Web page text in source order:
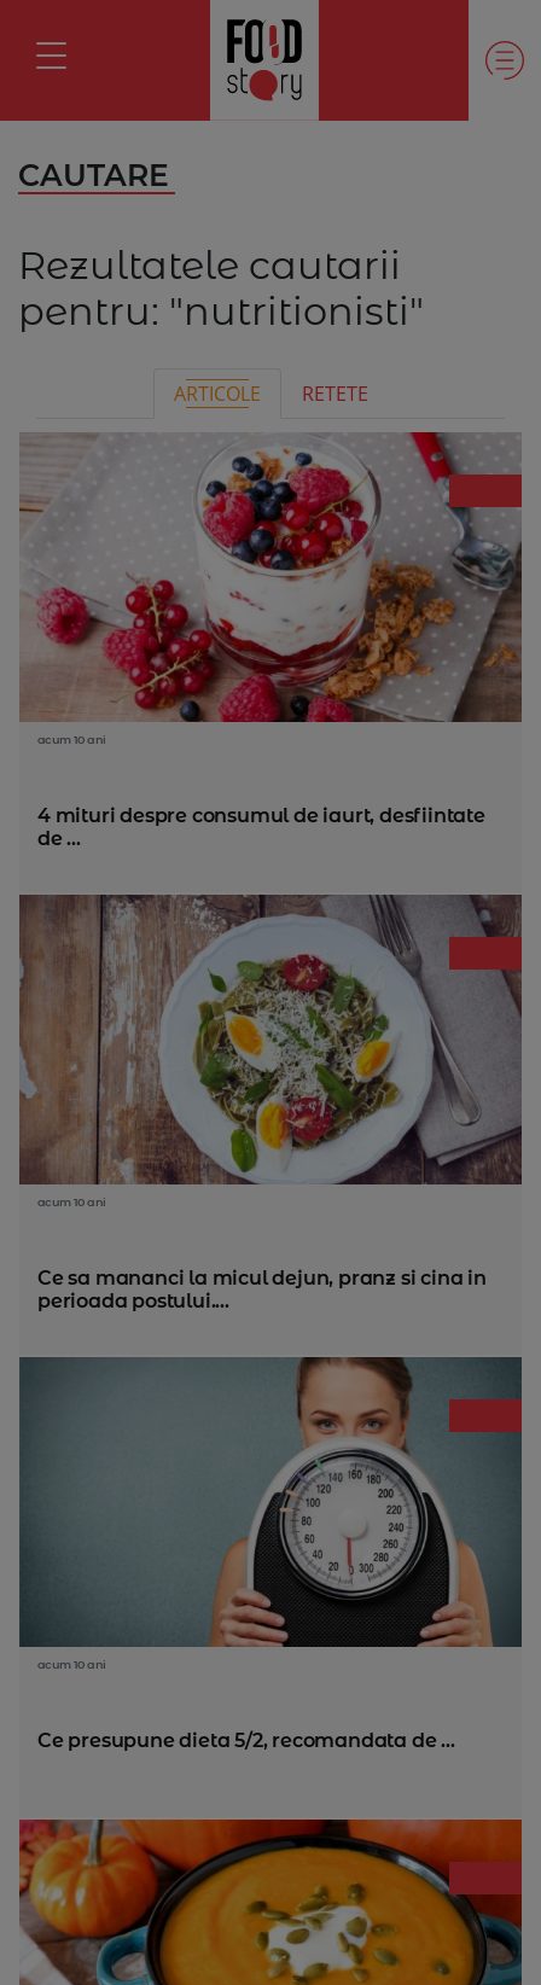
CAUTARE
Rezultatele cautarii
pentru: "nutritionisti"
ARTICOLE RETETE
acum 10 ani
4 mituri despre consumul de iaurt, desfiintate
de ...
acum 10 ani
Ce sa mananci la micul dejun, pranz si cina in
perioada postului....
acum 10 ani
Ce presupune dieta 5/2, recomandata de ...